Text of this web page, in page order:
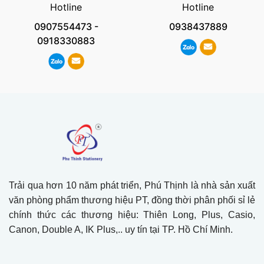
Hotline
0907554473-
0918330883
Hotline
0938437889
Trải qua hơn 10 năm phát triển, Phú Thịnh là nhà sản xuất
văn phòng phẩm thương hiệu PT, đồng thời phân phối sỉ lẻ
chính thức các thương hiệu: Thiên Long, Plus, Casio,
Canon, Double A, IK Plus,.. uy tín tại TP. Hồ Chí Minh.